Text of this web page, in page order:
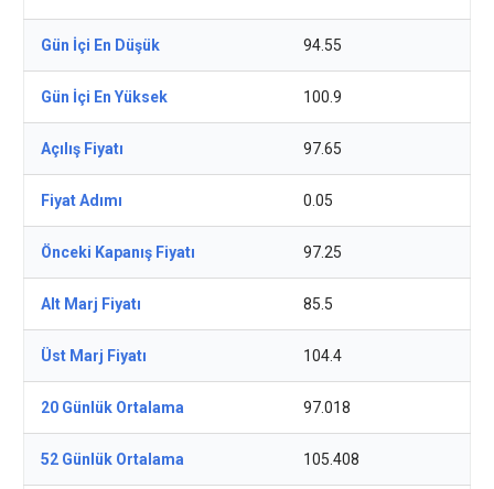
Gün İçi En Düşük 94.55
Gün İçi En Yüksek 100.9
Açılış Fiyatı 97.65
Fiyat Adımı 0.05
Önceki Kapanış Fiyatı 97.25
Alt Marj Fiyatı 85.5
Üst Marj Fiyatı 104.4
20 Günlük Ortalama 97.018
52 Günlük Ortalama 105.408